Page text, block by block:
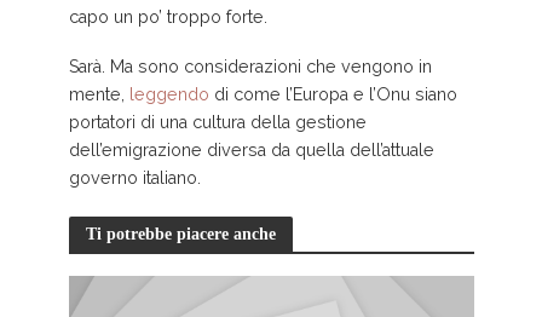
capo un po’ troppo forte.
Sarà. Ma sono considerazioni che vengono in
mente,
leggendo di come l’Europa e l’Onu siano
portatori di una cultura della gestione
dell’emigrazione diversa da quella dell’attuale
governo italiano.
Ti potrebbe piacere anche